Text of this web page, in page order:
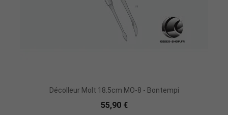
Décolleur Molt 18.5cm MO-8 - Bontempi
55,90 €